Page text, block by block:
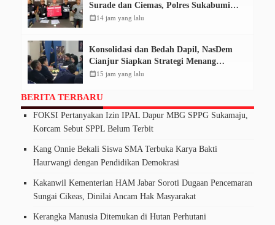
Surade dan Ciemas, Polres Sukabumi
Tangkap Tiga Pelaku
calendar_month14 jam yang lalu
Konsolidasi dan Bedah Dapil, NasDem
Cianjur Siapkan Strategi Menang
Pemilu 2029
calendar_month15 jam yang lalu
BERITA TERBARU
FOKSI Pertanyakan Izin IPAL Dapur MBG SPPG Sukamaju,
Korcam Sebut SPPL Belum Terbit
Kang Onnie Bekali Siswa SMA Terbuka Karya Bakti
Haurwangi dengan Pendidikan Demokrasi
Kakanwil Kementerian HAM Jabar Soroti Dugaan Pencemaran
Sungai Cikeas, Dinilai Ancam Hak Masyarakat
Kerangka Manusia Ditemukan di Hutan Perhutani